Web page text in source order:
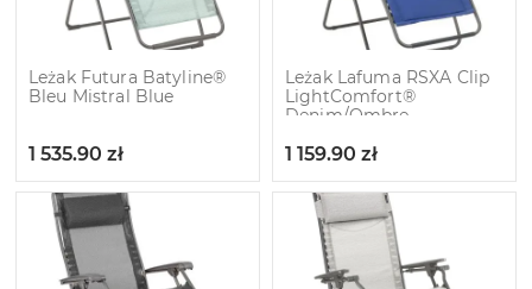
Leżak Futura Batyline®
Bleu Mistral Blue
1 535.90 zł
Leżak Lafuma RSXA Clip
LightComfort®
Denim/Ombre
1 159.90 zł